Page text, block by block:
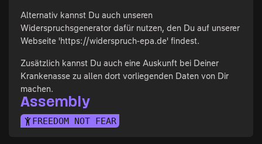
Alternativ kannst Du auch unseren
Widerspruchsgenerator dafür nutzen, den Du auf unserer
Webseite 'https://widerspruch-epa.de' findest.
Zusätzlich kannst Du auch eine Auskunft bei Deiner
Krankenasse zu allen dort vorliegenden Daten von Dir
machen.
Assembly
FREEDOM NOT FEAR